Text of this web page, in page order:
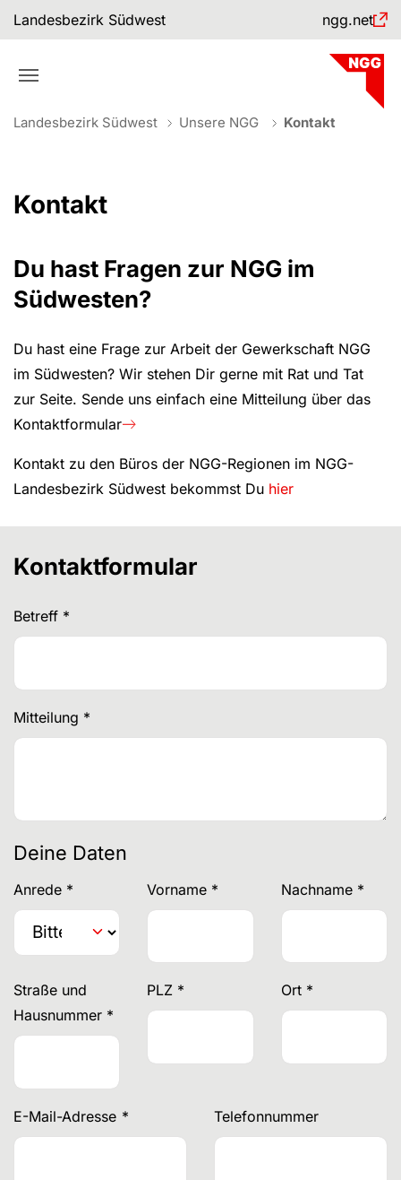
Skip to main navigation
Skip to main content
Skip to page footer
Landesbezirk Südwest ngg.net
You are here:
Landesbezirk Südwest Unsere NGG Kontakt
Kontakt
Du hast Fragen zur NGG im
Südwesten?
Du hast eine Frage zur Arbeit der Gewerkschaft NGG
im Südwesten? Wir stehen Dir gerne mit Rat und Tat
zur Seite. Sende uns einfach eine Mitteilung über das
Kontaktformular
Kontakt zu den Büros der NGG-Regionen im NGG-
Landesbezirk Südwest bekommst Du hier
Kontaktformular
Betreff *
Mitteilung *
Deine Daten
Anrede * Vorname * Nachname *
Straße und
Hausnummer *
PLZ * Ort *
E-Mail-Adresse * Telefonnummer